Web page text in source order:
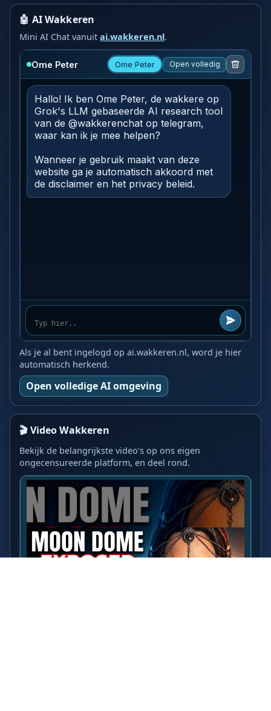
🤖 AI Wakkeren
Mini AI Chat vanuitai.wakkeren.nl.
Als je al bent ingelogd op ai.wakkeren.nl, word je hier
automatisch herkend.
Open volledige AI omgeving
🎬 Video Wakkeren
Bekijk de belangrijkste video’s op ons eigen
ongecensureerde platform, en deel rond.